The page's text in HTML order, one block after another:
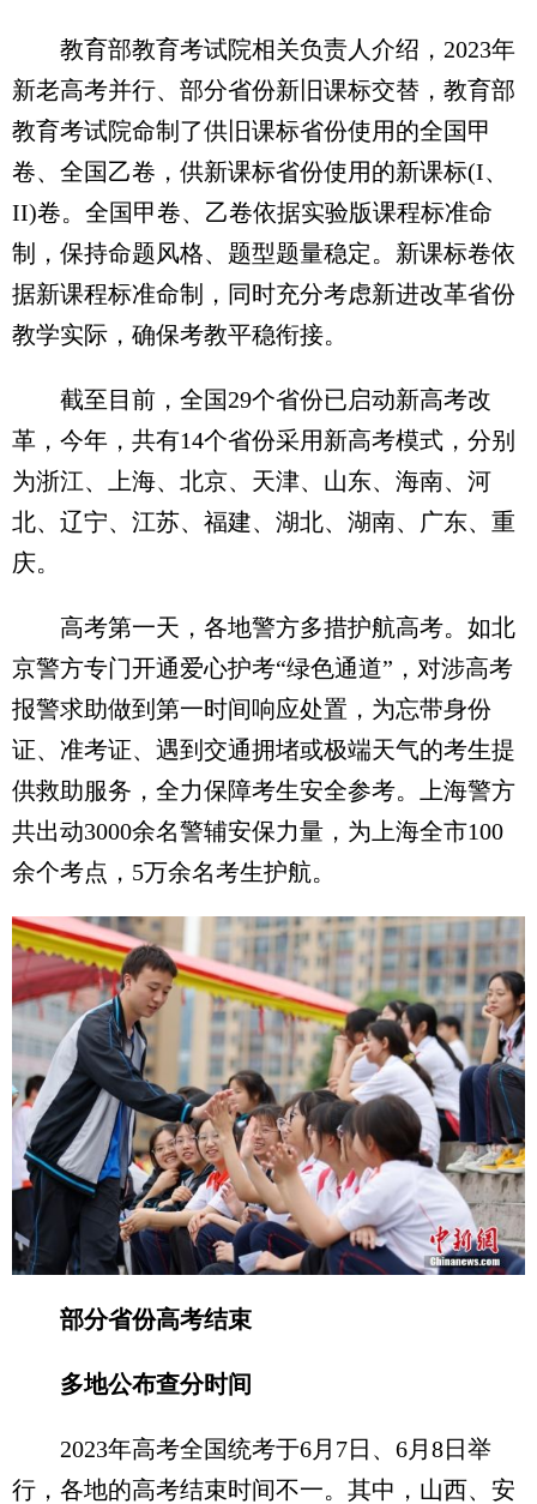
教育部教育考试院相关负责人介绍，2023年
新老高考并行、部分省份新旧课标交替，教育部
教育考试院命制了供旧课标省份使用的全国甲
卷、全国乙卷，供新课标省份使用的新课标(I、
II)卷。全国甲卷、乙卷依据实验版课程标准命
制，保持命题风格、题型题量稳定。新课标卷依
据新课程标准命制，同时充分考虑新进改革省份
教学实际，确保考教平稳衔接。
截至目前，全国29个省份已启动新高考改
革，今年，共有14个省份采用新高考模式，分别
为浙江、上海、北京、天津、山东、海南、河
北、辽宁、江苏、福建、湖北、湖南、广东、重
庆。
高考第一天，各地警方多措护航高考。如北
京警方专门开通爱心护考“绿色通道”，对涉高考
报警求助做到第一时间响应处置，为忘带身份
证、准考证、遇到交通拥堵或极端天气的考生提
供救助服务，全力保障考生安全参考。上海警方
共出动3000余名警辅安保力量，为上海全市100
余个考点，5万余名考生护航。
部分省份高考结束
多地公布查分时间
2023年高考全国统考于6月7日、6月8日举
行，各地的高考结束时间不一。其中，山西、安